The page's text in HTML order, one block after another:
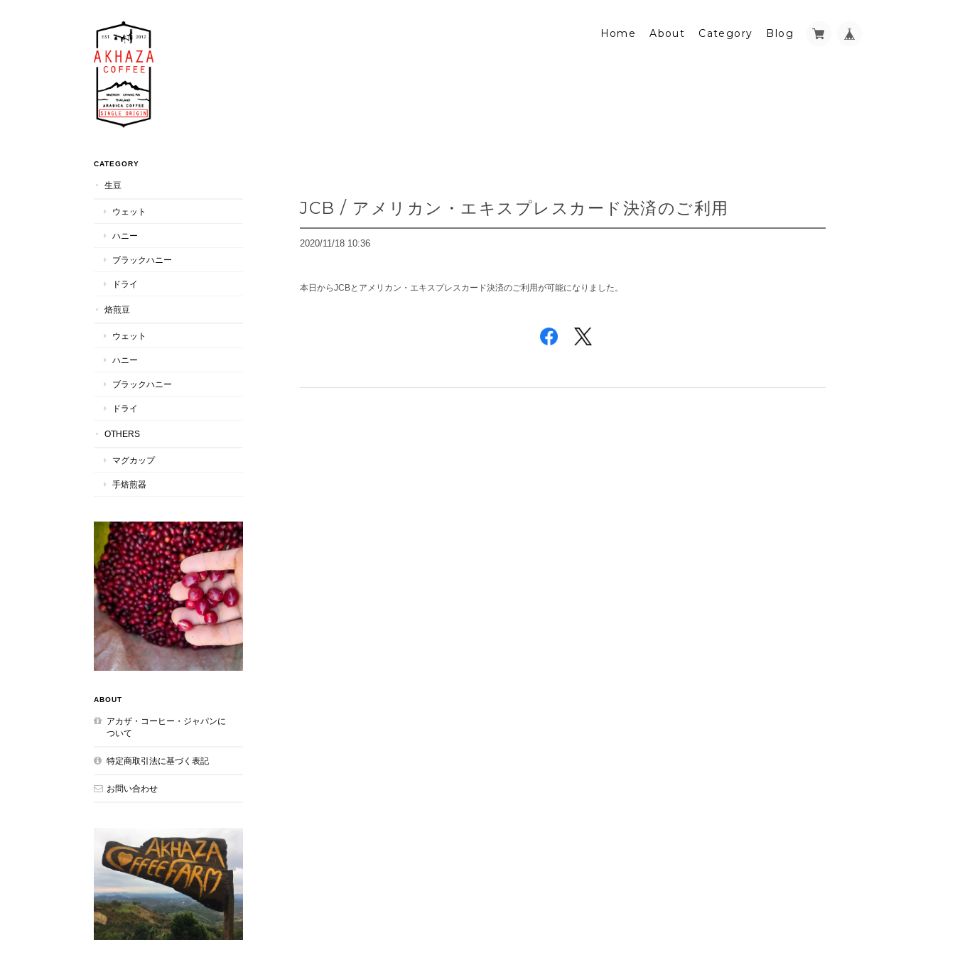
Home About Category Blog
JCB / アメリカン・エキスプレスカード決済のご利用
2020/11/18 10:36
本日からJCBとアメリカン・エキスプレスカード決済のご利用が可能になりました。
CATEGORY
生豆
ウェット
ハニー
ブラックハニー
ドライ
焙煎豆
ウェット
ハニー
ブラックハニー
ドライ
OTHERS
マグカップ
手焙煎器
ABOUT
アカザ・コーヒー・ジャパンに
ついて
特定商取引法に基づく表記
お問い合わせ